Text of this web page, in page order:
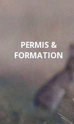
PERMIS &
FORMATION